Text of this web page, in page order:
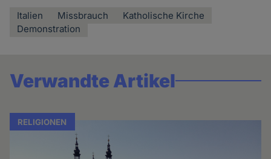
Italien Missbrauch
Katholische Kirche
Demonstration
Verwandte Artikel
RELIGIONEN